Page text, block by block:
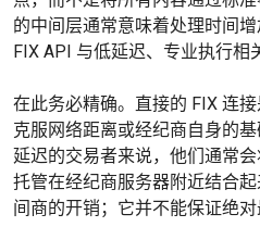
的中间层通常意味着处理时间
FIX API 与低延迟、专业执行相
在此务必精确。直接的 FIX 连
克服网络距离或经纪商自身的
延迟的交易者来说，他们通常
托管在经纪商服务器附近结合
间商的开销；它并不能保证绝